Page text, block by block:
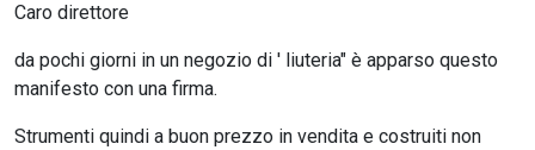
Caro direttore
da pochi giorni in un negozio di ' liuteria" è apparso questo
manifesto con una firma.
Strumenti quindi a buon prezzo in vendita e costruiti non